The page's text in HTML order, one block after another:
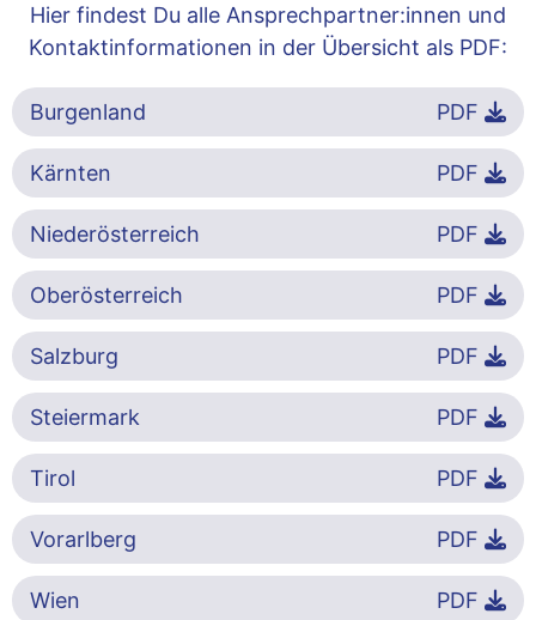
Hier findest Du alle Ansprechpartner:innen und
Kontaktinformationen in der Übersicht als PDF:
Burgenland PDF
Kärnten PDF
Niederösterreich PDF
Oberösterreich PDF
Salzburg PDF
Steiermark PDF
Tirol PDF
Vorarlberg PDF
Wien PDF